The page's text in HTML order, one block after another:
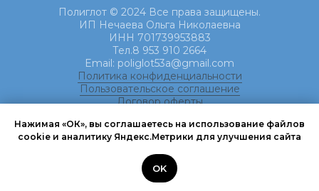
Нажимая «ОК», вы соглашаетесь на использование файлов
cookie и аналитику Яндекс.Метрики для улучшения сайта
OK
Полиглот © 2024 Все права защищены.
ИП Нечаева Ольга Николаевна
ИНН 701739953883
Тел.8 953 910 2664
Email: poliglot53a@gmail.com
Политика конфиденциальности
Пользовательское соглашение
Договор оферты